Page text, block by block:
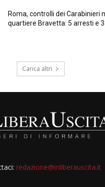
Roma, controlli dei Carabinieri
quartiere Bravetta: 5 arresti e
Carica altri
redazione@inliberauscita.it